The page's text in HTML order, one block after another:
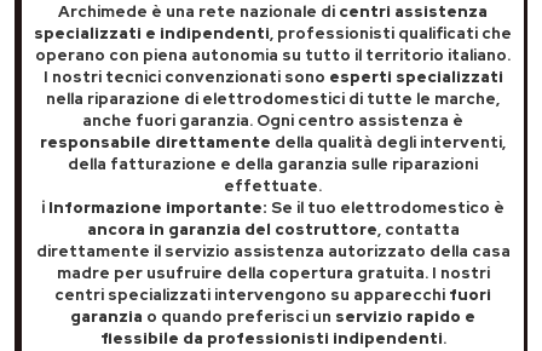
Archimede è una rete nazionale di centri assistenza
specializzati e indipendenti, professionisti qualificati che
operano con piena autonomia su tutto il territorio italiano.
I nostri tecnici convenzionati sono esperti specializzati
nella riparazione di elettrodomestici di tutte le marche,
anche fuori garanzia. Ogni centro assistenza è
responsabile direttamente della qualità degli interventi,
della fatturazione e della garanzia sulle riparazioni
effettuate.
ℹ️ Informazione importante: Se il tuo elettrodomestico è
ancora in garanzia del costruttore, contatta
direttamente il servizio assistenza autorizzato della casa
madre per usufruire della copertura gratuita. I nostri
centri specializzati intervengono su apparecchi fuori
garanzia o quando preferisci un servizio rapido e
flessibile da professionisti indipendenti.